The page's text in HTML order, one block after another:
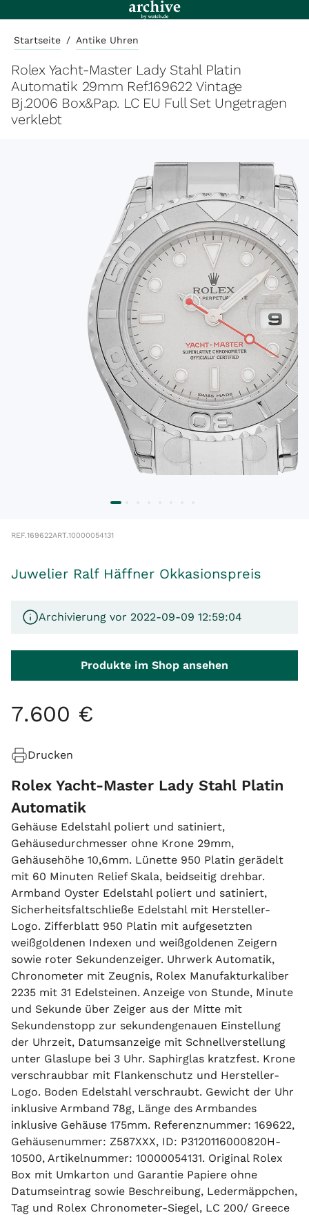
Startseite / Antike Uhren
Rolex Yacht-Master Lady Stahl Platin
Automatik 29mm Ref.169622 Vintage
Bj.2006 Box&Pap. LC EU Full Set Ungetragen
verklebt
REF.169622ART.10000054131
Juwelier Ralf Häffner Okkasionspreis
Archivierung vor 2022-09-09 12:59:04
Produkte im Shop ansehen
7.600 €
Drucken
Rolex Yacht-Master Lady Stahl Platin
Automatik
Gehäuse Edelstahl poliert und satiniert,
Gehäusedurchmesser ohne Krone 29mm,
Gehäusehöhe 10,6mm. Lünette 950 Platin gerädelt
mit 60 Minuten Relief Skala, beidseitig drehbar.
Armband Oyster Edelstahl poliert und satiniert,
Sicherheitsfaltschließe Edelstahl mit Hersteller-
Logo. Zifferblatt 950 Platin mit aufgesetzten
weißgoldenen Indexen und weißgoldenen Zeigern
sowie roter Sekundenzeiger. Uhrwerk Automatik,
Chronometer mit Zeugnis, Rolex Manufakturkaliber
2235 mit 31 Edelsteinen. Anzeige von Stunde, Minute
und Sekunde über Zeiger aus der Mitte mit
Sekundenstopp zur sekundengenauen Einstellung
der Uhrzeit, Datumsanzeige mit Schnellverstellung
unter Glaslupe bei 3 Uhr. Saphirglas kratzfest. Krone
verschraubbar mit Flankenschutz und Hersteller-
Logo. Boden Edelstahl verschraubt. Gewicht der Uhr
inklusive Armband 78g, Länge des Armbandes
inklusive Gehäuse 175mm. Referenznummer: 169622,
Gehäusenummer: Z587XXX, ID: P3120116000820H-
10500, Artikelnummer: 10000054131. Original Rolex
Box mit Umkarton und Garantie Papiere ohne
Datumseintrag sowie Beschreibung, Ledermäppchen,
Tag und Rolex Chronometer-Siegel, LC 200/ Greece